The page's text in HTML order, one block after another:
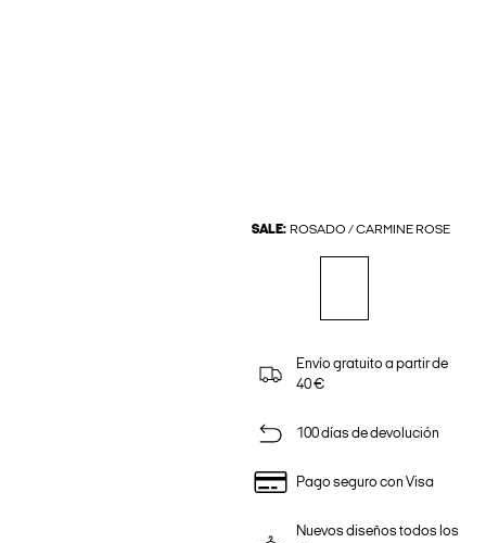
SALE: ROSADO / CARMINE ROSE
Envío gratuito a partir de
40 €
100 días de devolución
Pago seguro con Visa
Nuevos diseños todos los